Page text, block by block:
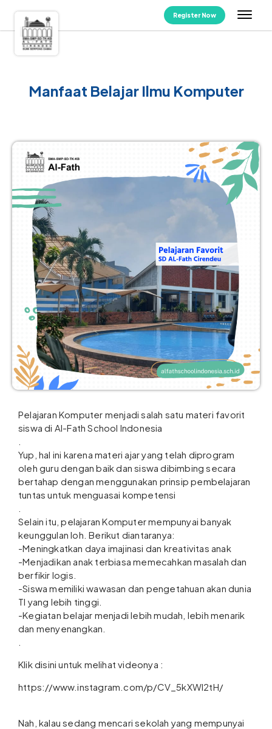
Register Now
Manfaat Belajar Ilmu Komputer
Pelajaran Komputer menjadi salah satu materi favorit
siswa di Al-Fath School Indonesia
Yup, hal ini karena materi ajar yang telah diprogram
oleh guru dengan baik dan siswa dibimbing secara
bertahap dengan menggunakan prinsip pembelajaran
tuntas untuk menguasai kompetensi
Selain itu, pelajaran Komputer mempunyai banyak
keunggulan loh. Berikut diantaranya:
-Meningkatkan daya imajinasi dan kreativitas anak
-Menjadikan anak terbiasa memecahkan masalah dan
berfikir logis.
-Siswa memiliki wawasan dan pengetahuan akan dunia
TI yang lebih tinggi.
-Kegiatan belajar menjadi lebih mudah, lebih menarik
dan menyenangkan.
Klik disini untuk melihat videonya :
https://www.instagram.com/p/CV_5kXWl2tH/
Nah, kalau sedang mencari sekolah yang mempunyai